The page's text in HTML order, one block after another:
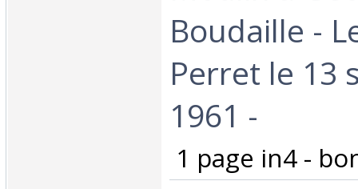
Boudaille -
Perret le 13
1961 - ‎
1 page in4 -